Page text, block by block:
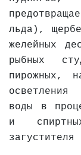
льда),
желейных
рыбных
пирожных,
воды в
и